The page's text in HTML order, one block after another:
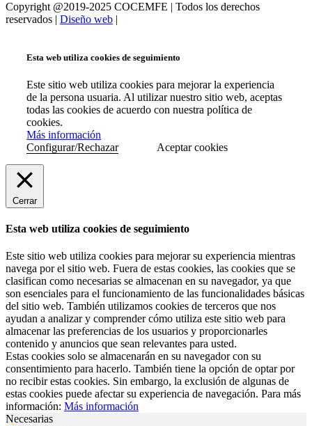
Copyright @2019-2025 COCEMFE | Todos los derechos
reservados | Diseño web |
Esta web utiliza cookies de seguimiento
Este sitio web utiliza cookies para mejorar la experiencia
de la persona usuaria. Al utilizar nuestro sitio web, aceptas
todas las cookies de acuerdo con nuestra política de
cookies.
Más información
Configurar/Rechazar
Aceptar cookies
Cerrar
Esta web utiliza cookies de seguimiento
Este sitio web utiliza cookies para mejorar su experiencia mientras
navega por el sitio web. Fuera de estas cookies, las cookies que se
clasifican como necesarias se almacenan en su navegador, ya que
son esenciales para el funcionamiento de las funcionalidades básicas
del sitio web. También utilizamos cookies de terceros que nos
ayudan a analizar y comprender cómo utiliza este sitio web para
almacenar las preferencias de los usuarios y proporcionarles
contenido y anuncios que sean relevantes para usted.
Estas cookies solo se almacenarán en su navegador con su
consentimiento para hacerlo. También tiene la opción de optar por
no recibir estas cookies. Sin embargo, la exclusión de algunas de
estas cookies puede afectar su experiencia de navegación. Para más
información: Más información
Necesarias